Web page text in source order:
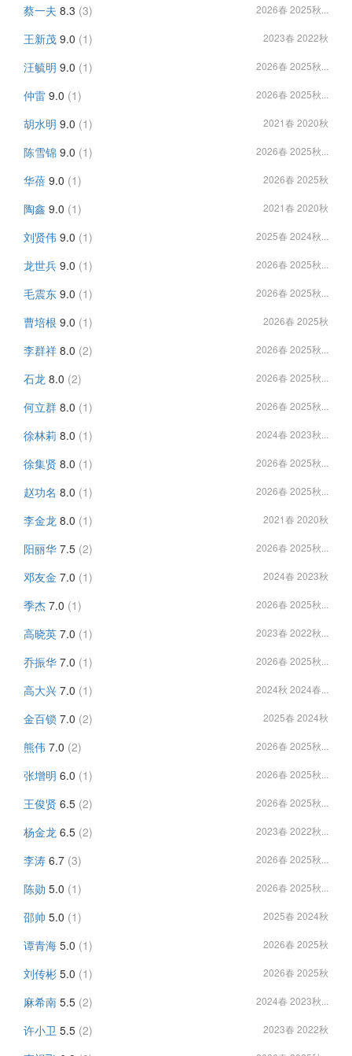
蔡一夫 8.3 (3) 2026春 2025秋...
王新茂 9.0 (1) 2023春 2022秋
汪毓明 9.0 (1) 2026春 2025秋...
仲雷 9.0 (1) 2026春 2025秋...
胡水明 9.0 (1) 2021春 2020秋
陈雪锦 9.0 (1) 2026春 2025秋...
华蓓 9.0 (1) 2026春 2025秋
陶鑫 9.0 (1) 2021春 2020秋
刘贤伟 9.0 (1) 2025春 2024秋...
龙世兵 9.0 (1) 2026春 2025秋...
毛震东 9.0 (1) 2026春 2025秋...
曹培根 9.0 (1) 2026春 2025秋
李群祥 8.0 (2) 2026春 2025秋...
石龙 8.0 (2) 2026春 2025秋...
何立群 8.0 (1) 2026春 2025秋...
徐林莉 8.0 (1) 2024春 2023秋...
徐集贤 8.0 (1) 2026春 2025秋...
赵功名 8.0 (1) 2026春 2025秋...
李金龙 8.0 (1) 2021春 2020秋
阳丽华 7.5 (2) 2026春 2025秋...
邓友金 7.0 (1) 2024春 2023秋
季杰 7.0 (1) 2026春 2025秋...
高晓英 7.0 (1) 2023春 2022秋...
乔振华 7.0 (1) 2026春 2025秋...
高大兴 7.0 (1) 2024秋 2024春...
金百锁 7.0 (2) 2025春 2024秋
熊伟 7.0 (2) 2026春 2025秋...
张增明 6.0 (1) 2026春 2025秋...
王俊贤 6.5 (2) 2026春 2025秋...
杨金龙 6.5 (2) 2023春 2022秋...
李涛 6.7 (3) 2026春 2025秋...
陈勋 5.0 (1) 2026春 2025秋...
邵帅 5.0 (1) 2025春 2024秋
谭青海 5.0 (1) 2026春 2025秋
刘传彬 5.0 (1) 2026春 2025秋
麻希南 5.5 (2) 2024春 2023秋...
许小卫 5.5 (2) 2023春 2022秋